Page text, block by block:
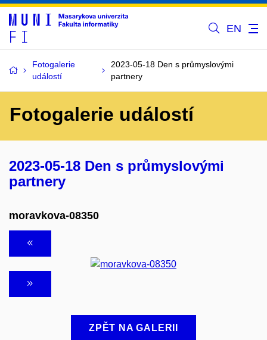
EN
Fotogalerie
událostí
2023-05-18 Den s průmyslovými
partnery
Fotogalerie událostí
2023-05-18 Den s průmyslovými
partnery
moravkova-08350
ZPĚT NA GALERII